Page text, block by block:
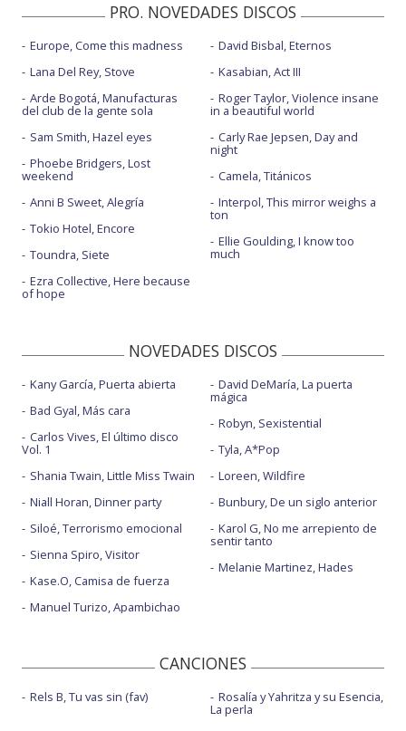
PRO. NOVEDADES DISCOS
Europe, Come this madness
Lana Del Rey, Stove
Arde Bogotá, Manufacturas
del club de la gente sola
Sam Smith, Hazel eyes
Phoebe Bridgers, Lost
weekend
Anni B Sweet, Alegría
Tokio Hotel, Encore
Toundra, Siete
Ezra Collective, Here because
of hope
David Bisbal, Eternos
Kasabian, Act III
Roger Taylor, Violence insane
in a beautiful world
Carly Rae Jepsen, Day and
night
Camela, Titánicos
Interpol, This mirror weighs a
ton
Ellie Goulding, I know too
much
NOVEDADES DISCOS
Kany García, Puerta abierta
Bad Gyal, Más cara
Carlos Vives, El último disco
Vol. 1
Shania Twain, Little Miss Twain
Niall Horan, Dinner party
Siloé, Terrorismo emocional
Sienna Spiro, Visitor
Kase.O, Camisa de fuerza
Manuel Turizo, Apambichao
David DeMaría, La puerta
mágica
Robyn, Sexistential
Tyla, A*Pop
Loreen, Wildfire
Bunbury, De un siglo anterior
Karol G, No me arrepiento de
sentir tanto
Melanie Martinez, Hades
CANCIONES
Rels B, Tu vas sin (fav) Rosalía y Yahritza y su Esencia,
La perla